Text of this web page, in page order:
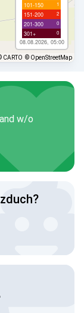
101-150 1
151-200 2
201-300 0
301+ 0
08.08.2026, 05:00
CARTO © OpenStreetMap
w/o